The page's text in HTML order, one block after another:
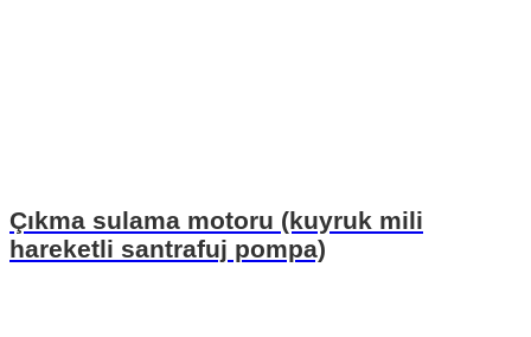
Çıkma sulama motoru (kuyruk mili
hareketli santrafuj pompa)